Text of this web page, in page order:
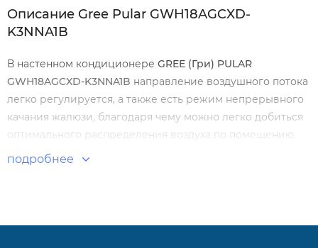
Описание Gree Pular GWH18AGCXD-
K3NNA1B
В настенном кондиционере GREE (Гри) PULAR
GWH18AGCXD-K3NNA1B направление воздушного потока
легко регулируется, а также есть режим непрерывного
качания жалюзи, благодаря чему можно легко добиться
оптимального распределения воздуха по помещению.
Устройство работает очень тихо и идеально для
подробнее